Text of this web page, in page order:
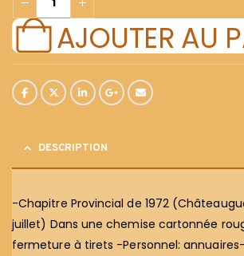
AJOUTER AU
DESCRIPTION
-Chapitre Provincial de 1972
juillet) Dans une chemise cartonnée
fermeture à tirets -Personnel: